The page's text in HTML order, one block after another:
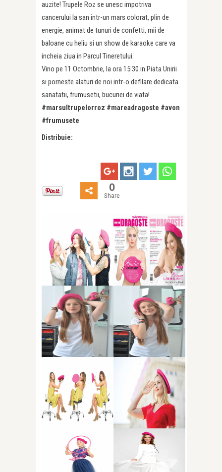
auzite! Trupele Roz se unesc impotriva
cancerului la san intr-un mars colorat, plin de
energie, animat de tunuri de confetti, mii de
baloane cu heliu si un show de karaoke care va
incheia ziua in Parcul Tineretului.
Vino pe 11 Octombrie, la ora 15:30 in Piata Unirii
si porneste alaturi de noi intr-o defilare dedicata
sanatatii, frumusetii, bucuriei de viata!
#marsultrupelorroz #mareadragoste #avon
#frumusete
Distribuie:
0
Share